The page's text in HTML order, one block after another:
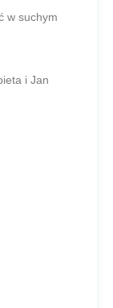
w suchym
i Jan